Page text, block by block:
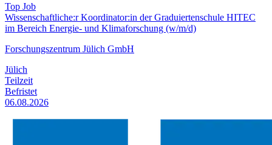
Top Job
Wissenschaftliche:r Koordinator:in der Graduiertenschule HITEC
im Bereich Energie- und Klima­forschung (w/m/d)
Forschungszentrum Jülich GmbH
Jülich
Teilzeit
Befristet
06.08.2026